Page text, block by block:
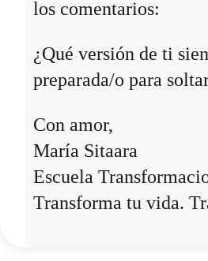
los comentarios:
¿Qué versión de ti
preparada/o para
Con amor,
María Sitaara
Escuela
Transforma tu vida.